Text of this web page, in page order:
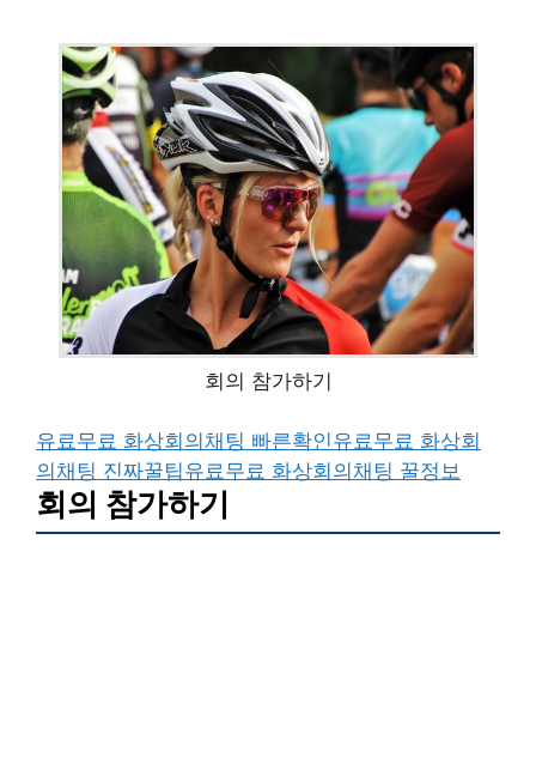
회의 참가하기
유료무료 화상회의채팅 빠른확인유료무료 화상회
의채팅 진짜꿀팁유료무료 화상회의채팅 꿀정보
회의 참가하기